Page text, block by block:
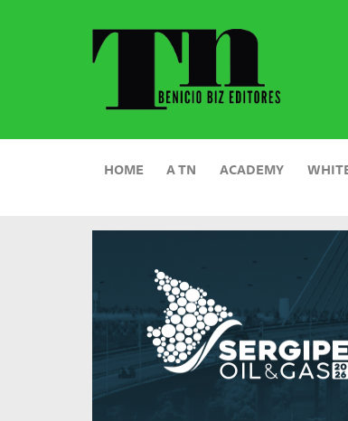
HOME A TN ACADEMY